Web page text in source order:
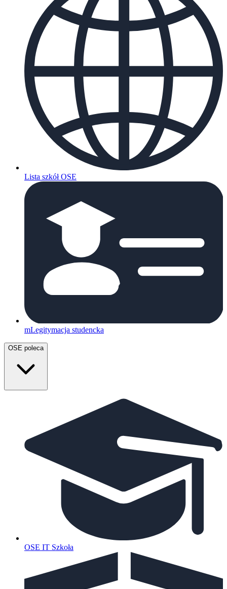
Lista szkół OSE
mLegitymacja studencka
OSE poleca
OSE IT Szkoła